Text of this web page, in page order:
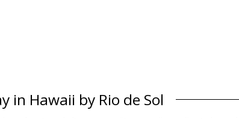
Resistant
in Hawaii by Rio de Sol